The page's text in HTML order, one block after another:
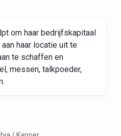
om haar bedrijfskapitaal
haar locatie uit te
te schaffen en
messen, talkpoeder,